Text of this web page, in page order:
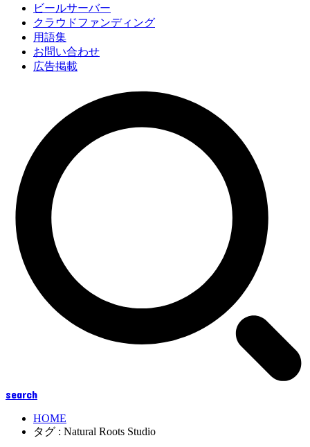
ビールサーバー
クラウドファンディング
用語集
お問い合わせ
広告掲載
search
HOME
タグ : Natural Roots Studio